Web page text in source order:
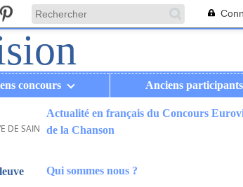
concours Anciens participants
DE SAINT-MARIN SUIT SON COURS
Actualité en français du Concours
de la Chanson
Qui sommes nous ?